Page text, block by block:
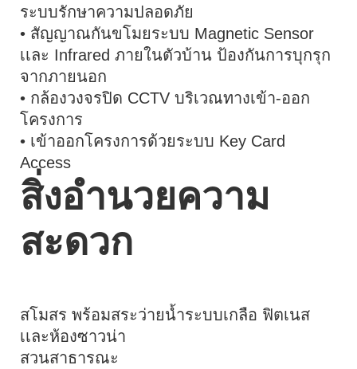
ระบบรักษาความปลอดภัย
• สัญญาณกันขโมยระบบ Magnetic Sensor
เเละ Infrared ภายในตัวบ้าน ป้องกันการบุกรุก
จากภายนอก
• กล้องวงจรปิด CCTV บริเวณทางเข้า-ออก
โครงการ
• เข้าออกโครงการด้วยระบบ Key Card
Access
สิ่งอำนวยความ
สะดวก
สโมสร พร้อมสระว่ายน้ำระบบเกลือ ฟิตเนส
เเละห้องซาวน่า
สวนสาธารณะ